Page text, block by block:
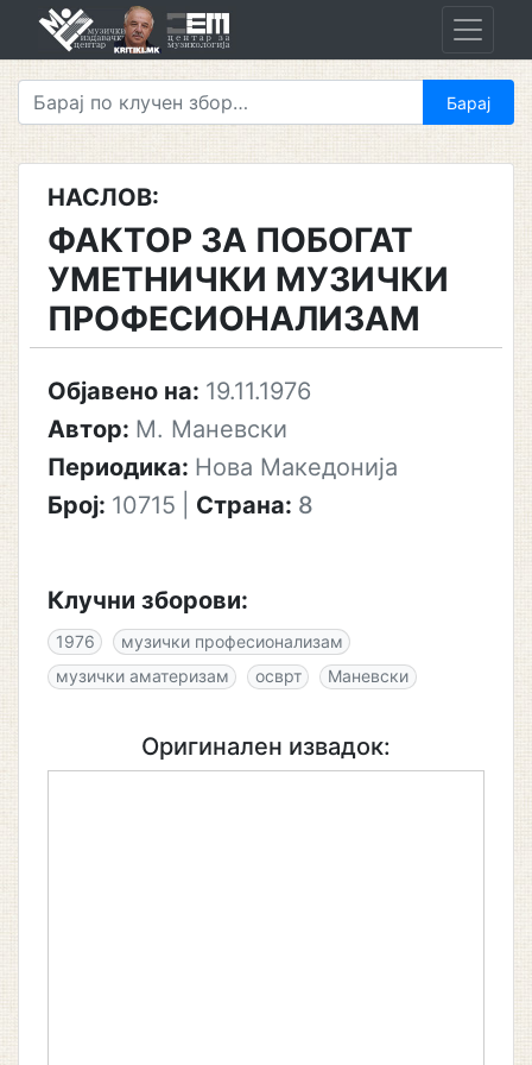
НАСЛОВ:
ФАКТОР ЗА ПОБОГАТ
УМЕТНИЧКИ МУЗИЧКИ
ПРОФЕСИОНАЛИЗАМ
Објавено на: 19.11.1976
Автор: М. Маневски
Периодика: Нова Македонија
Број: 10715 Страна: 8
Клучни зборови:
1976
музички професионализам
музички аматеризам
осврт Маневски
Оригинален извадок: